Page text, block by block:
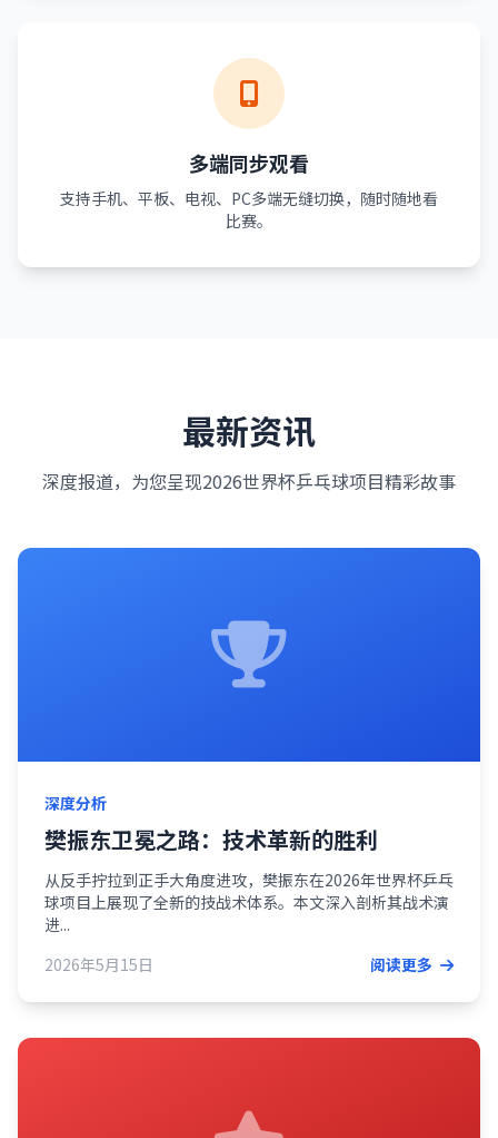
多端同步观看
支持手机、平板、电视、PC多端无缝切换，随时随地看
比赛。
最新资讯
深度报道，为您呈现2026世界杯乒乓球项目精彩故事
深度分析
樊振东卫冕之路：技术革新的胜利
从反手拧拉到正手大角度进攻，樊振东在2026年世界杯乒乓
球项目上展现了全新的技战术体系。本文深入剖析其战术演
进...
2026年5月15日
阅读更多